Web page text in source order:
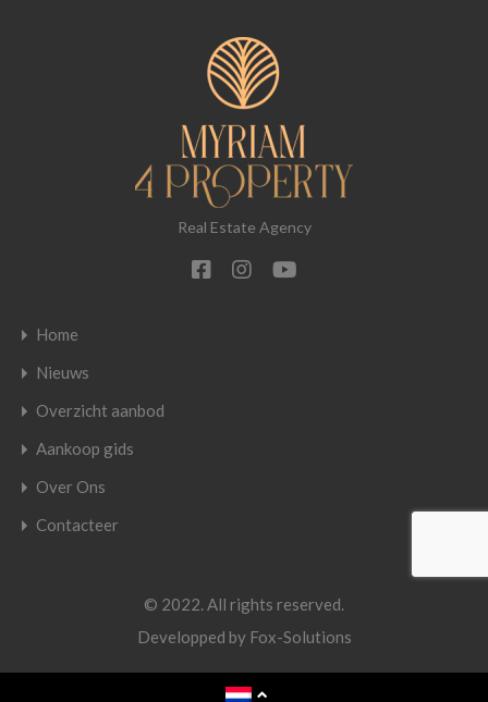
Real Estate Agency
Home
Nieuws
Overzicht aanbod
Aankoop gids
Over Ons
Contacteer
© 2022. All rights reserved.
Developped by Fox-Solutions